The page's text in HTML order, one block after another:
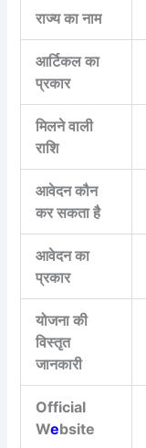
राज्य का नाम
आर्टिकल का
प्रकार
मिलने वाली
राशि
आवेदन कौन
कर सकता है
आवेदन का
प्रकार
योजना की
विस्तृत
जानकारी
Official
Website